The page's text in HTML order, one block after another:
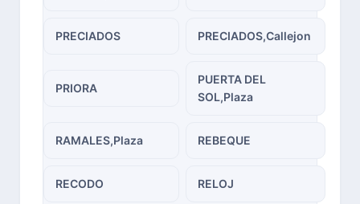
PRECIADOS PRECIADOS,Callejon
PRIORA
PUERTA DEL
SOL,Plaza
RAMALES,Plaza REBEQUE
RECODO RELOJ